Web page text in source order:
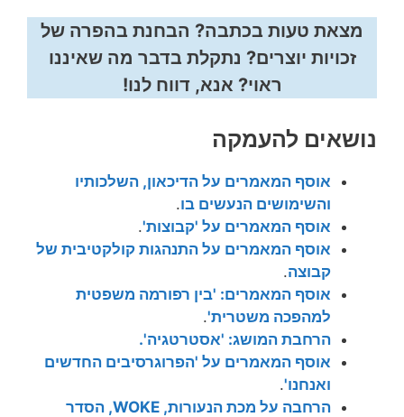
מצאת טעות בכתבה? הבחנת בהפרה של
זכויות יוצרים? נתקלת בדבר מה שאיננו
ראוי? אנא, דווח לנו!
נושאים להעמקה
אוסף המאמרים על הדיכאון, השלכותיו
והשימושים הנעשים בו.
אוסף המאמרים על 'קבוצות'.
אוסף המאמרים על התנהגות קולקטיבית של
קבוצה.
אוסף המאמרים: 'בין רפורמה משפטית
למהפכה משטרית'.
הרחבת המושג: 'אסטרטגיה'.
אוסף המאמרים על 'הפרוגרסיבים החדשים
ואנחנו'.
הרחבה על מכת הנעורות, WOKE, הסדר